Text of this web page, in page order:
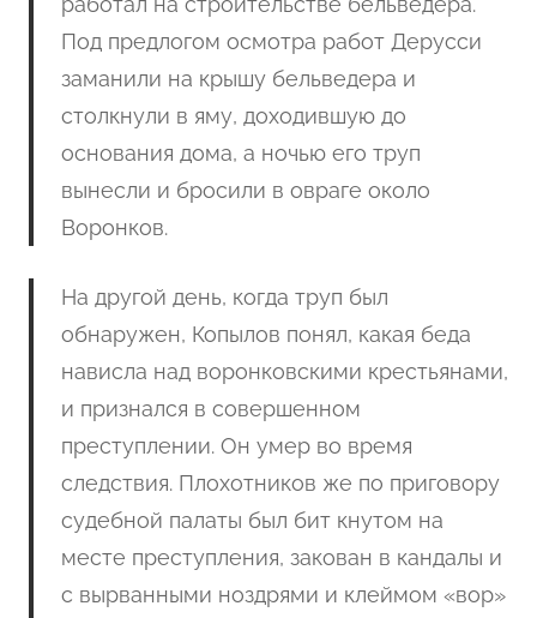
Под предлогом осмотра работ Дерусси
заманили на крышу бельведера и
столкнули в яму, доходившую до
основания дома, а ночью его труп
вынесли и бросили в овраге около
Воронков.
На другой день, когда труп был
обнаружен, Копылов понял, какая беда
нависла над воронковскими крестьянами,
и признался в совершенном
преступлении. Он умер во время
следствия. Плохотников же по приговору
судебной палаты был бит кнутом на
месте преступления, закован в кандалы и
с вырванными ноздрями и клеймом «вор»